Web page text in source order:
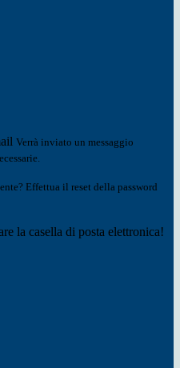
Verrà inviato un messaggio
Effettua il reset della password
la casella di posta elettronica!